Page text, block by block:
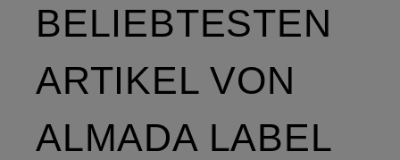
BELIEBTESTEN
ARTIKEL VON
ALMADA LABEL